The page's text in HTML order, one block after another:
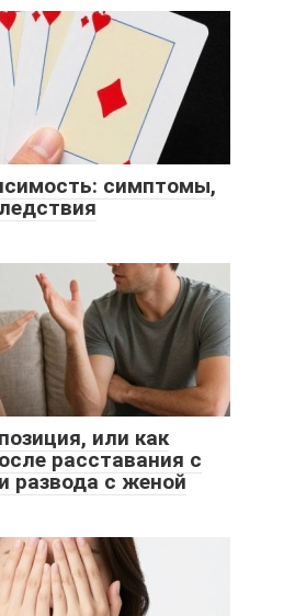
симптомы,
или как
расставания с
развода с женой